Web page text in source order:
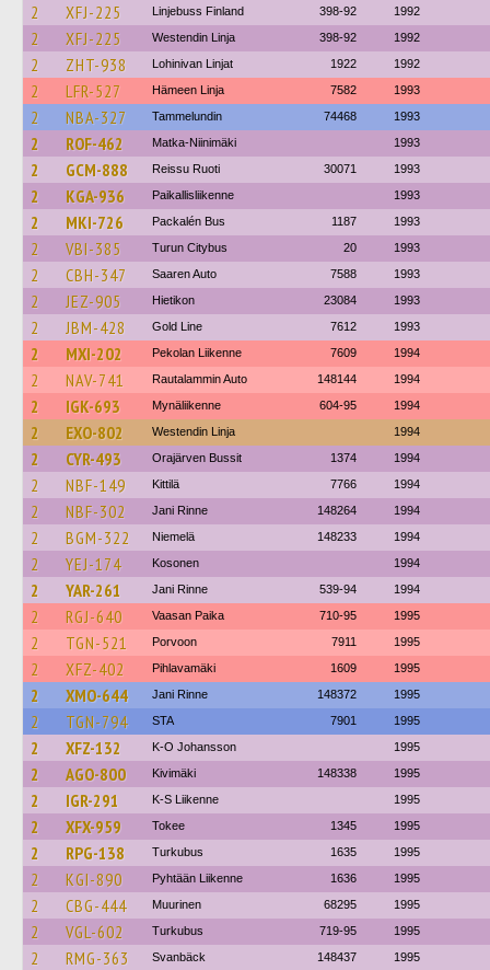
2 XFJ-225 Linjebuss Finland 398-92 1992
2 XFJ-225 Westendin Linja 398-92 1992
2 ZHT-938 Lohinivan Linjat 1922 1992
2 LFR-527 Hämeen Linja 7582 1993
2 NBA-327 Tammelundin 74468 1993
2 ROF-462 Matka-Niinimäki 1993
2 GCM-888 Reissu Ruoti 30071 1993
2 KGA-936 Paikallisliikenne 1993
2 MKI-726 Packalén Bus 1187 1993
2 VBI-385 Turun Citybus 20 1993
2 CBH-347 Saaren Auto 7588 1993
2 JEZ-905 Hietikon 23084 1993
2 JBM-428 Gold Line 7612 1993
2 MXI-202 Pekolan Liikenne 7609 1994
2 NAV-741 Rautalammin Auto 148144 1994
2 IGK-693 Mynäliikenne 604-95 1994
2 EXO-802 Westendin Linja 1994
2 CYR-493 Orajärven Bussit 1374 1994
2 NBF-149 Kittilä 7766 1994
2 NBF-302 Jani Rinne 148264 1994
2 BGM-322 Niemelä 148233 1994
2 YEJ-174 Kosonen 1994
2 YAR-261 Jani Rinne 539-94 1994
2 RGJ-640 Vaasan Paika 710-95 1995
2 TGN-521 Porvoon 7911 1995
2 XFZ-402 Pihlavamäki 1609 1995
2 XMO-644 Jani Rinne 148372 1995
2 TGN-794 STA 7901 1995
2 XFZ-132 K-O Johansson 1995
2 AGO-800 Kivimäki 148338 1995
2 IGR-291 K-S Liikenne 1995
2 XFX-959 Tokee 1345 1995
2 RPG-138 Turkubus 1635 1995
2 KGI-890 Pyhtään Liikenne 1636 1995
2 CBG-444 Muurinen 68295 1995
2 VGL-602 Turkubus 719-95 1995
2 RMG-363 Svanbäck 148437 1995